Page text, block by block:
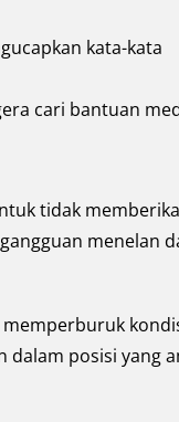
kata-kata
cari bantuan
tidak
menelan
dalam posisi yang